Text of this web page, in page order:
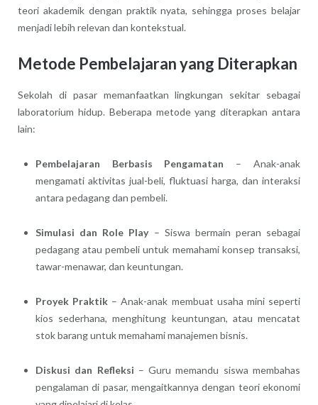
teori akademik dengan praktik nyata, sehingga proses belajar
menjadi lebih relevan dan kontekstual.
Metode Pembelajaran yang Diterapkan
Sekolah di pasar memanfaatkan lingkungan sekitar sebagai
laboratorium hidup. Beberapa metode yang diterapkan antara
lain:
Pembelajaran Berbasis Pengamatan – Anak-anak
mengamati aktivitas jual-beli, fluktuasi harga, dan interaksi
antara pedagang dan pembeli.
Simulasi dan Role Play– Siswa bermain peran sebagai
pedagang atau pembeli untuk memahami konsep transaksi,
tawar-menawar, dan keuntungan.
Proyek Praktik – Anak-anak membuat usaha mini seperti
kios sederhana, menghitung keuntungan, atau mencatat
stok barang untuk memahami manajemen bisnis.
Diskusi dan Refleksi – Guru memandu siswa membahas
pengalaman di pasar, mengaitkannya dengan teori ekonomi